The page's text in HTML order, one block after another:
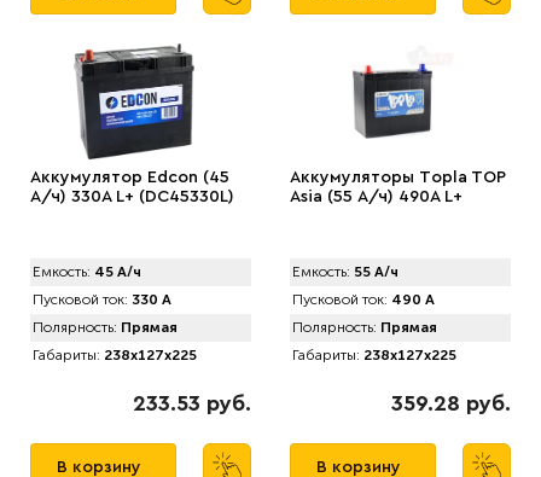
Аккумулятор Edcon (45
А/ч) 330A L+ (DC45330L)
Емкость: 45 А/ч
Пусковой ток: 330 А
Полярность: Прямая
Габариты: 238x127x225
233.53 руб.
В корзину
Аккумуляторы Tоpla TOP
Asia (55 А/ч) 490A L+
Емкость: 55 А/ч
Пусковой ток: 490 А
Полярность: Прямая
Габариты: 238x127x225
359.28 руб.
В корзину